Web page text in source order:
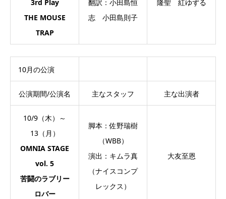
3rd Play
THE MOUSE
TRAP
翻訳：小田島恒
志 小田島則子
隆聖 紅ゆずる
10月の公演
公演期間/公演名 主なスタッフ 主な出演者
10/9（木）～
13（月）
OMNIA STAGE
vol. 5
苦闘のラブリー
ロバー
脚本：佐野瑞樹
（WBB）
演出：キムラ真
（ナイスコンプ
レックス）
大友至恩